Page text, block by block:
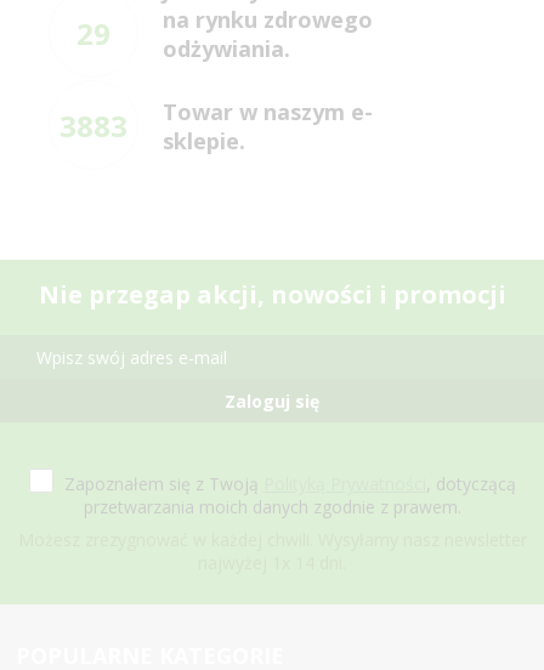
29
na rynku zdrowego
odżywiania.
3883
Towar w naszym e-
sklepie.
Nie przegap akcji, nowości i promocji
Zaloguj się
Zapoznałem się z Twoją
, dotyczącą
przetwarzania moich danych zgodnie z prawem.